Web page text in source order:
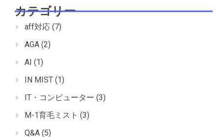
カテゴリー
aff対応 (7)
AGA (2)
AI (1)
IN MIST (1)
IT・コンピューター (3)
M-1育毛ミスト (3)
Q&A (5)